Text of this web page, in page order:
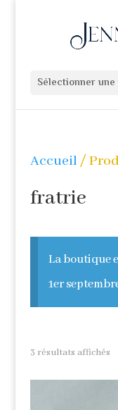
Sélectionner une
Accueil/
fratrie
La boutique
1er
3 résultats affichés